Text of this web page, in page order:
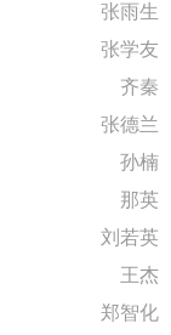
张雨生
张学友
齐秦
张德兰
孙楠
那英
刘若英
王杰
郑智化